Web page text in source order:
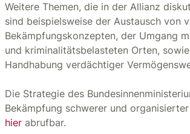
Weitere Themen, die in der Allianz
sind beispielsweise der Austausch von
Bekämpfungskonzepten, der Umgang
und kriminalitätsbelasteten Orten,
Handhabung verdächtiger
Die Strategie des
Bekämpfung schwerer und
hier abrufbar.